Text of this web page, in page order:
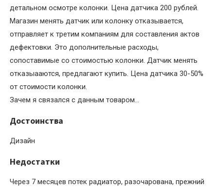
детальном осмотре колонки. Цена датчика 200 рублей.
Магазин менять датчик или колонку отказывается,
отправляет к третим компаниям для составления актов
дефектовки. Это дополнительные расходы,
сопоставимые со стоимостью колонки. Датчик менять
отказыааются, предлагают купить. Цена датчика 30-50%
от стоимости колонки.
Зачем я связался с данным товаром…
Достоинства
Дизайн
Недостатки
Через 7 месяцев потек радиатор, разочарована, прежний